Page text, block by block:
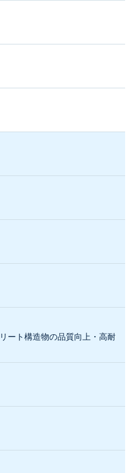
ート構造物の品質向上・高耐